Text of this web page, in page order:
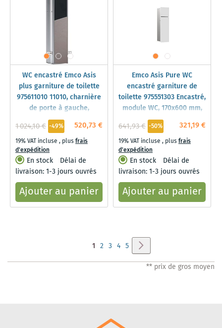
WC encastré Emco Asis
plus garniture de toilette
975611010 11010, charnière
de porte à gauche,
aluminium, 803 mm, porte
carrelée
520,73 €
1 024,10 € -49%
19% VAT incluse , plusfrais
d'expédition
En stock
Délai de
livraison: 1-3 jours ouvrés
Ajouter au panier
Emco Asis Pure WC
encastré garniture de
toilette 975551303 Encastré,
module WC, 170x600 mm,
charnières à droite, blanc
mat
321,19 €
641,93 € -50%
19% VAT incluse , plusfrais
d'expédition
En stock
Délai de
livraison: 1-3 jours ouvrés
Ajouter au panier
Vous
lisez
1 Page
2 Page
3 Page
4 Page
5
** prix de gros moyen